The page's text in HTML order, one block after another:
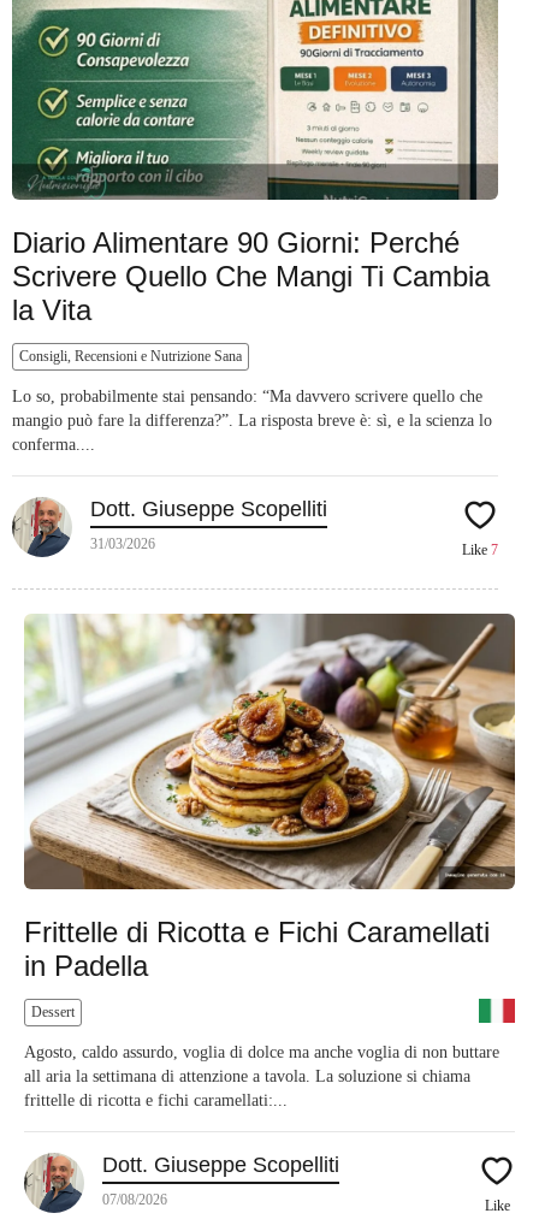
Diario Alimentare 90 Giorni: Perché
Scrivere Quello Che Mangi Ti Cambia
la Vita
Consigli, Recensioni e Nutrizione Sana
Lo so, probabilmente stai pensando: “Ma davvero scrivere quello che
mangio può fare la differenza?”. La risposta breve è: sì, e la scienza lo
conferma....
Dott. Giuseppe Scopelliti
31/03/2026 Like 7
Frittelle di Ricotta e Fichi Caramellati
in Padella
Dessert
Agosto, caldo assurdo, voglia di dolce ma anche voglia di non buttare
all aria la settimana di attenzione a tavola. La soluzione si chiama
frittelle di ricotta e fichi caramellati:...
Dott. Giuseppe Scopelliti
07/08/2026 Like